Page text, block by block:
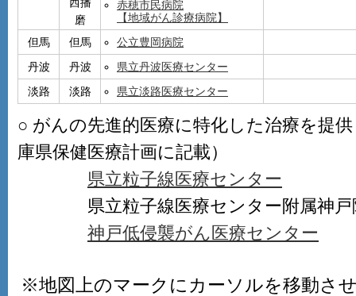
磨
赤穂市民病院
【地域がん診療病院】
但馬
但馬
公立豊岡病院
丹波
丹波
県立丹波医療センター
淡路
淡路 県立淡路医療センター
○ がんの先進的医療に特化した治療を提
庫県保健医療計画に記載）
県立粒子線医療センター
県立粒子線医療センター附属神戸
神戸低侵襲がん医療センター
※地図上のマークにカーソルを移動さ